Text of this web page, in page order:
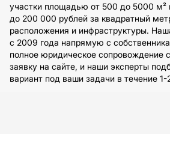
участки площадью от 500 до 5000 м²
до 200 000 рублей за квадратный
расположения и инфраструктуры.
с 2009 года напрямую с
полное юридическое сопровождение
заявку на сайте, и наши эксперты
вариант под ваши задачи в течение